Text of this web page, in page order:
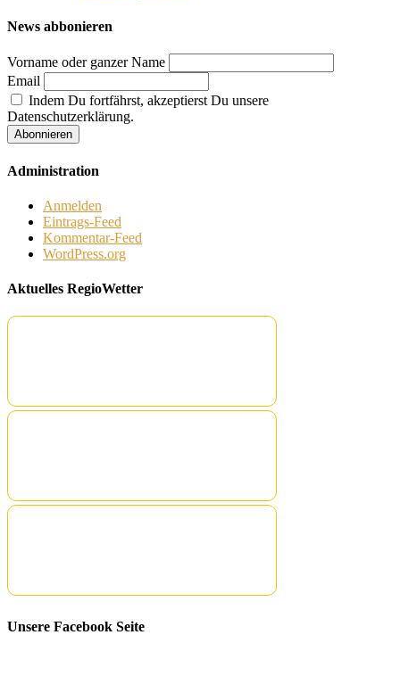
News abbonieren
Vorname oder ganzer Name
Email
Indem Du fortfährst, akzeptierst Du unsere
Datenschutzerklärung.
Administration
Anmelden
Eintrags-Feed
Kommentar-Feed
WordPress.org
Aktuelles RegioWetter
Unsere Facebook Seite